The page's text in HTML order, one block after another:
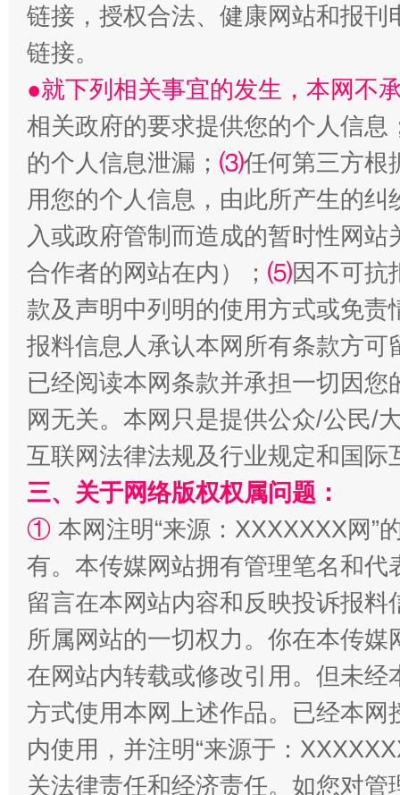
受贿1.44亿！段成刚被判无期 从幼
全民健身五年计划来了！等你上场
阿坝州三大球赛在茂县开幕 规模
链接，授权合法、健康网站和报
链接。
●就下列相关事宜的发生，本网不
相关政府的要求提供您的个人信息
的个人信息泄漏； ⑶任何第三方根
用您的个人信息，由此所产生的纠
入或政府管制而造成的暂时性网
合作者的网站在内）； ⑸因不可抗
款及声明中列明的使用方式或免责
报料信息人承认本网所有条款方
已经阅读本网条款并承担一切因
网无关。本网只是提供公众/公民/
互联网法律法规及行业规定和国
三、关于网络版权权属问题：
① 本网注明“来源：XXXXXXX网”
有。本传媒网站拥有管理笔名和
留言在本网站内容和反映投诉报
所属网站的一切权力。你在本传
在网站内转载或修改引用。但未
方式使用本网上述作品。已经本
内使用，并注明“来源于：
关法律责任和经济责任。如您对